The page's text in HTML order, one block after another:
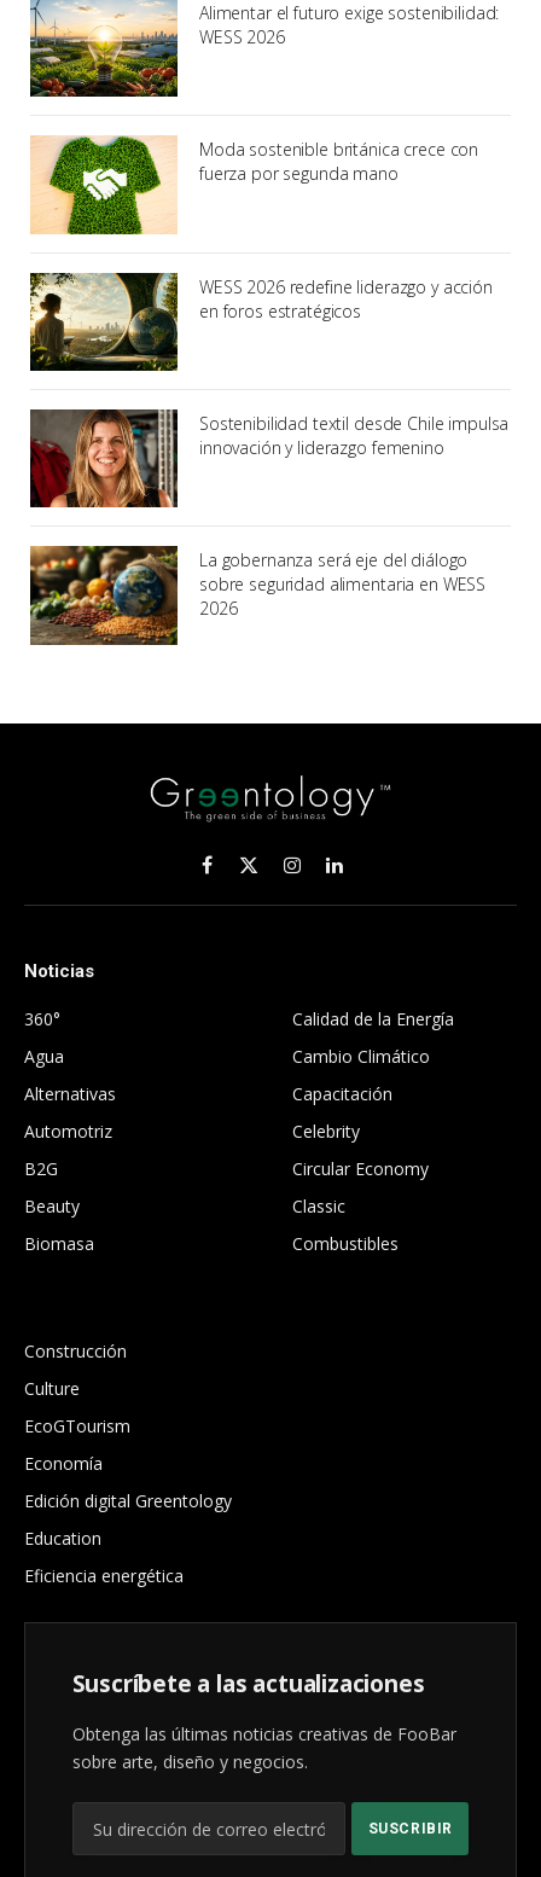
Alimentar el futuro exige sostenibilidad:
WESS 2026
Moda sostenible británica crece con
fuerza por segunda mano
WESS 2026 redefine liderazgo y acción
en foros estratégicos
Sostenibilidad textil desde Chile impulsa
innovación y liderazgo femenino
La gobernanza será eje del diálogo
sobre seguridad alimentaria en WESS
2026
Facebook
X
(Twitter)
InstagramLinkedIn
Noticias
360°
Agua
Alternativas
Automotriz
B2G
Beauty
Biomasa
Calidad de la Energía
Cambio Climático
Capacitación
Celebrity
Circular Economy
Classic
Combustibles
Construcción
Culture
EcoGTourism
Economía
Edición digital Greentology
Education
Eficiencia energética
Suscríbete a las actualizaciones
Obtenga las últimas noticias creativas de FooBar
sobre arte, diseño y negocios.